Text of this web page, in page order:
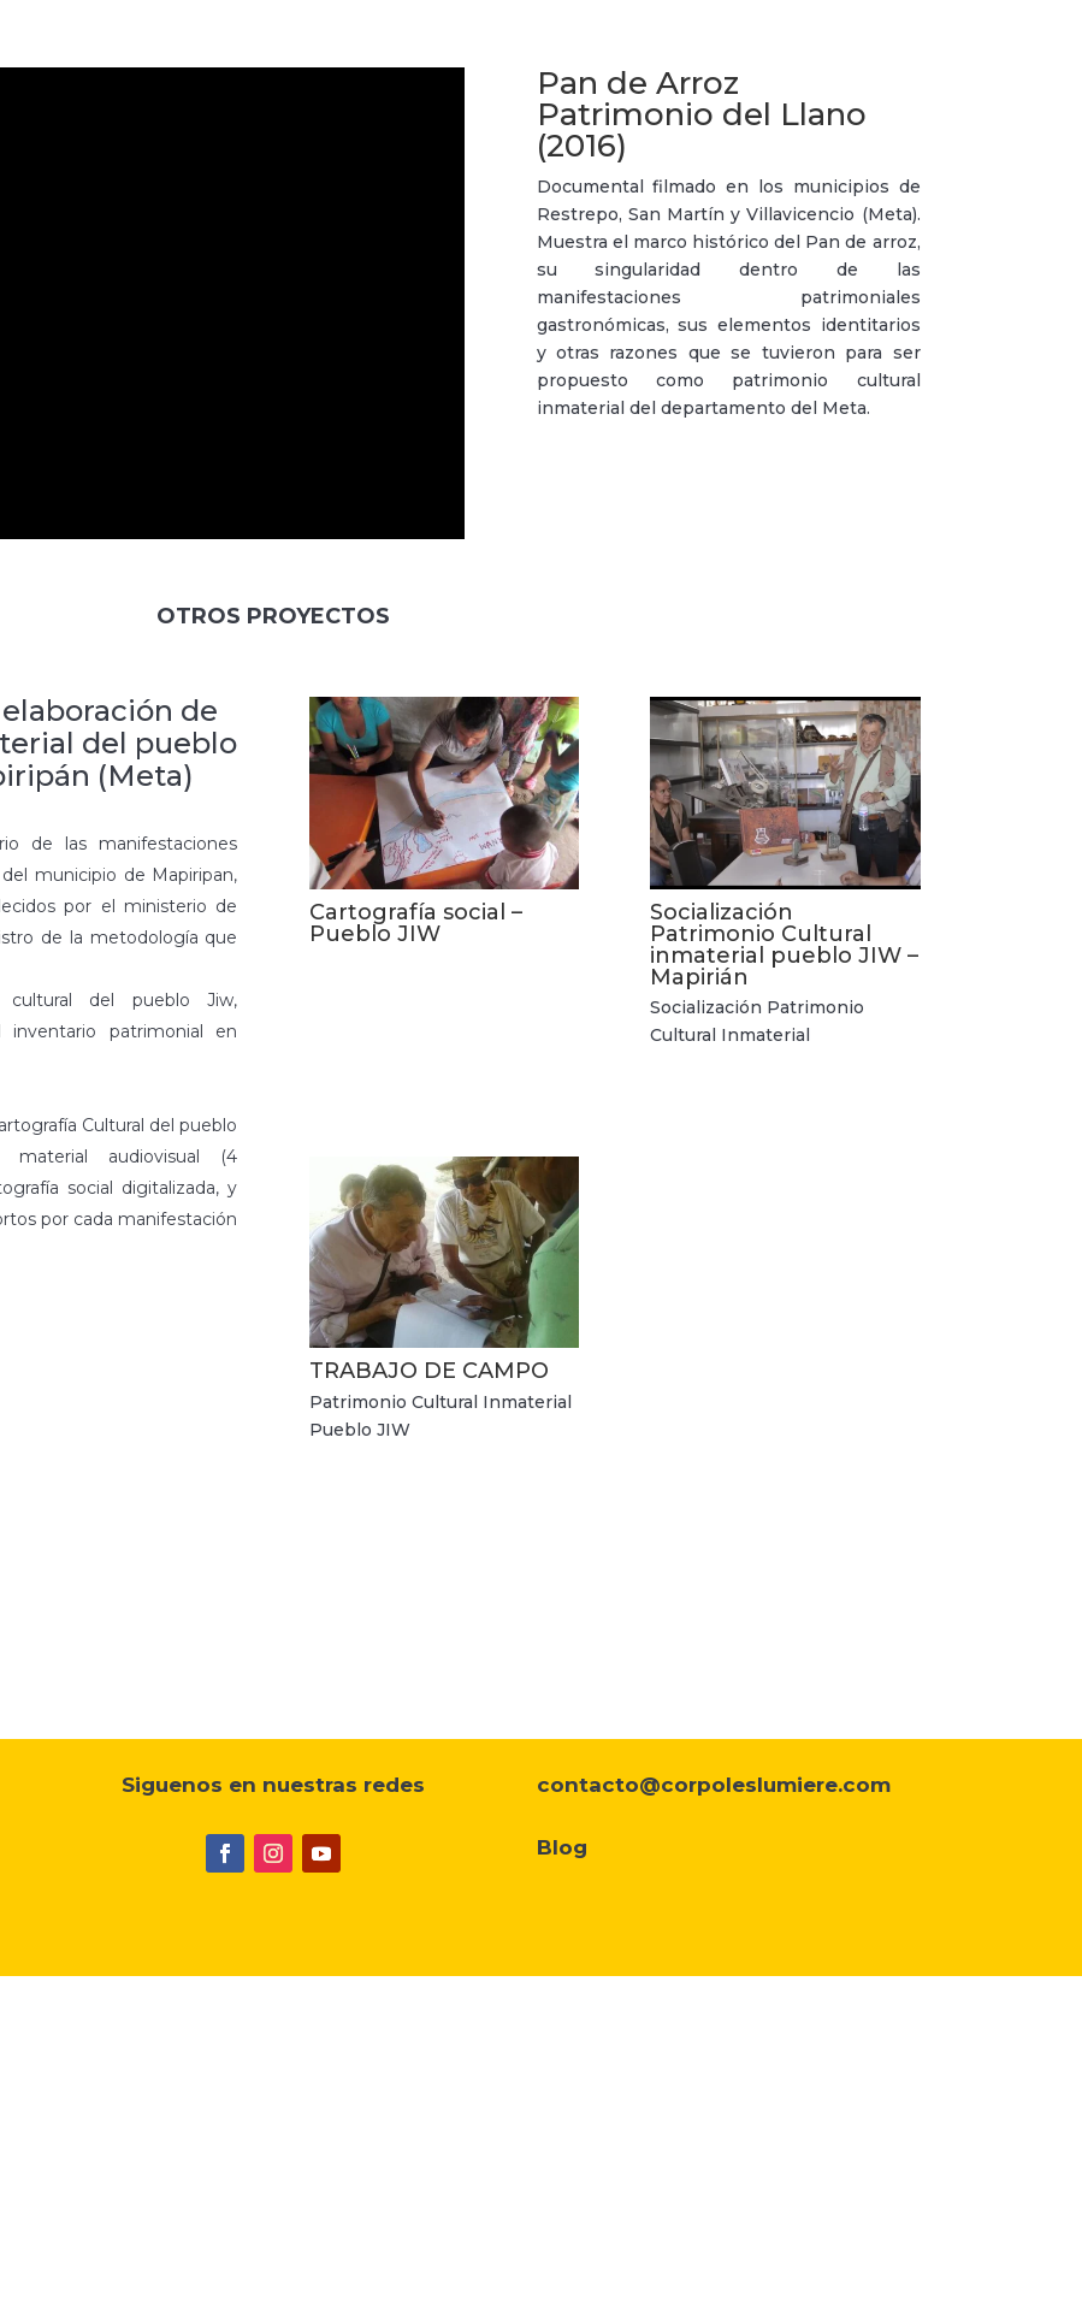
Pan de Arroz
Patrimonio del Llano
(2016)
Documental filmado en los municipios de
Restrepo, San Martín y Villavicencio (Meta).
Muestra el marco histórico del Pan de arroz,
su singularidad dentro de las
manifestaciones patrimoniales
gastronómicas, sus elementos identitarios
y otras razones que se tuvieron para ser
propuesto como patrimonio cultural
inmaterial del departamento del Meta.
OTROS PROYECTOS
de
del pueblo
(Meta)
de las manifestaciones
municipio de Mapiripan,
por el ministerio de
de la metodología que
cultural del pueblo Jiw,
patrimonial en
Cultural del pueblo
audiovisual (4
social digitalizada, y
por cada manifestación
Cartografía social –
Pueblo JIW
Socialización
Patrimonio Cultural
inmaterial pueblo JIW –
Mapirián
Socialización Patrimonio
Cultural Inmaterial
TRABAJO DE CAMPO
Patrimonio Cultural Inmaterial
Pueblo JIW
Siguenos en nuestras redes contacto@corpoleslumiere.com
Blog